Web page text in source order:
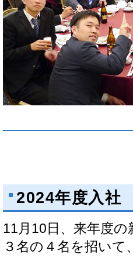
2024年度入社
11月10日、来年度
３名の４名を招い